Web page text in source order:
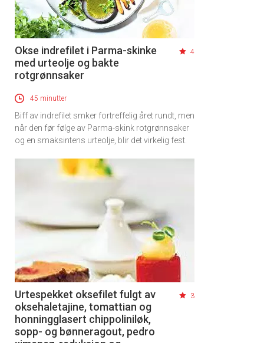
Okse indrefilet i Parma-skinke
med urteolje og bakte
rotgrønnsaker
4
45 minutter
Biff av indrefilet smker fortreffelig året rundt, men
når den før følge av Parma-skink rotgrønnsaker
og en smaksintens urteolje, blir det virkelig fest.
Urtespekket oksefilet fulgt av
oksehaletajine, tomattian og
honningglasert chippoliniløk,
sopp- og bønneragout, pedro
3